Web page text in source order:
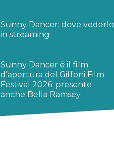
Sunny Dancer: dove vederlo
in streaming
Sunny Dancer è il film
d’apertura del Giffoni Film
Festival 2026: presente
anche Bella Ramsey